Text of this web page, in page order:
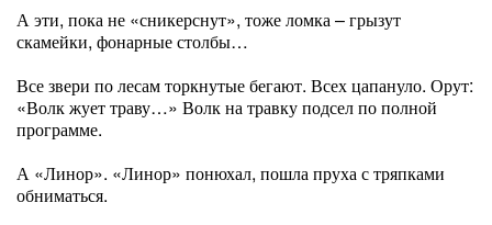
А эти, пока не «сникерснут», тоже ломка – грызут
скамейки, фонарные столбы…
Все звери по лесам торкнутые бегают. Всех цапануло. Орут:
«Волк жует траву…» Волк на травку подсел по полной
программе.
А «Линор». «Линор» понюхал, пошла пруха с тряпками
обниматься.